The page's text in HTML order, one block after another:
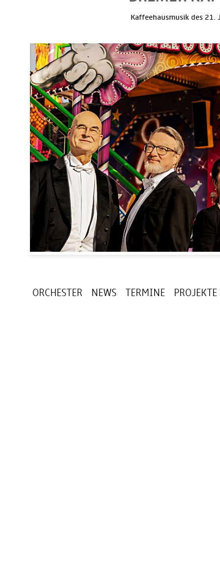
Kaffeehausmusik des 21.
ORCHESTER NEWS TERMINE PROJEKTE